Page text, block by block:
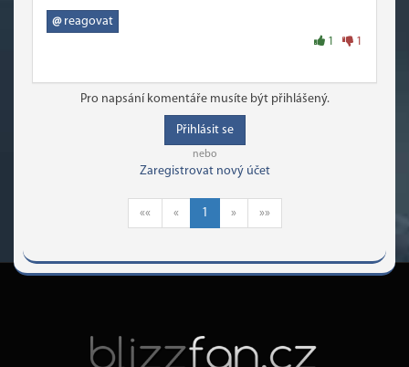
@reagovat
1 1
Pro napsání komentáře musíte být přihlášený.
Přihlásit se
nebo
Zaregistrovat nový účet
«« « 1 » »»